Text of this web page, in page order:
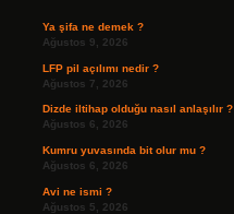
Ya şifa ne demek ?
Ağustos 9, 2026
LFP pil açılımı nedir ?
Ağustos 7, 2026
Dizde iltihap olduğu nasıl anlaşılır ?
Ağustos 6, 2026
Kumru yuvasında bit olur mu ?
Ağustos 6, 2026
Avi ne ismi ?
Ağustos 5, 2026